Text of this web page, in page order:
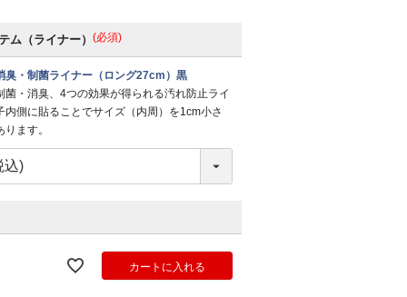
ム（ライナー） (必須)
臭・制菌ライナー（ロング27cm）黒
菌・消臭、4つの効果が得られる汚れ防止ライ
内側に貼ることでサイズ（内周）を1cm小さ
ます。
カートに入れる